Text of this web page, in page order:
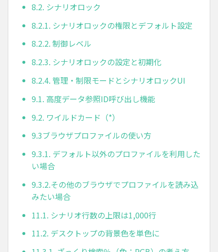
8.2. シナリオロック
8.2.1. シナリオロックの権限とデフォルト設定
8.2.2. 制御レベル
8.2.3. シナリオロックの設定と初期化
8.2.4. 管理・制限モードとシナリオロックUI
9.1. 高度データ参照ID呼び出し機能
9.2. ワイルドカード（*）
9.3ブラウザプロファイルの使い方
9.3.1. デフォルト以外のプロファイルを利用した
い場合
9.3.2.その他のブラウザでプロファイルを読み込
みたい場合
11.1. シナリオ行数の上限は1,000行
11.2. デスクトップの背景色を単色に